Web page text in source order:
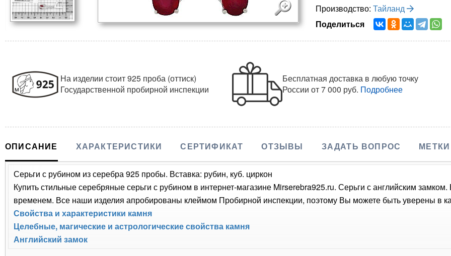
Производство: Тайланд
Поделиться
На изделии стоит 925 проба (оттиск)
Государственной пробирной инспекции
Бесплатная доставка в любую точку
Россииот 7 000 руб. Подробнее
ОПИСАНИЕ ХАРАКТЕРИСТИКИ СЕРТИФИКАТ ОТЗЫВЫ ЗАДАТЬ ВОПРОС МЕТКИ
Серьги с рубином из серебра 925 пробы. Вставка: рубин, куб. циркон
Купить стильные серебряные серьги с рубином в интернет-магазине Mirserebra925.ru. Серьги с английским
временем. Все наши изделия апробированы клеймом Пробирной инспекции, поэтому Вы можете быть уверены в
Свойства и характеристики камня
Целебные, магические и астрологические свойства камня
Английский замок